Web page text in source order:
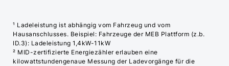
¹ Ladeleistung ist abhängig vom Fahrzeug und vom
Hausanschlusses. Beispiel: Fahrzeuge der MEB Plattform (z.b.
ID.3): Ladeleistung 1,4kW-11kW
² MID-zertifizierte Energiezähler erlauben eine
kilowattstundengenaue Messung der Ladevorgänge für die